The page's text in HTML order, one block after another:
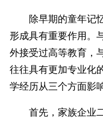
除早期的童年记
形成具有重要作用。
外接受过高等教育，
往往具有更加专业化
学经历从三个方面影
首先，家族企业